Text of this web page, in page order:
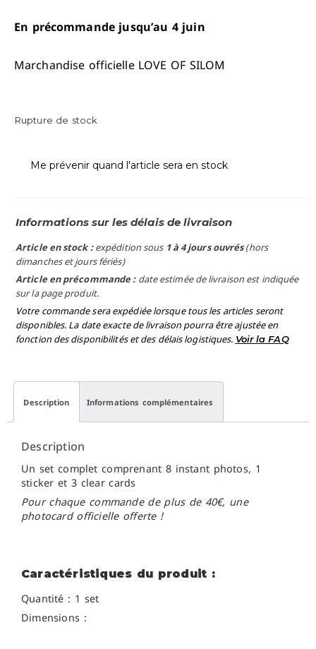
En précommande jusqu’au 4 juin
Marchandise officielle LOVE OF SILOM
Rupture de stock
Me prévenir quand l'article sera en stock
Informations sur les délais de livraison
Article en stock :expédition sous 1 à 4 jours ouvrés(hors
dimanches et jours fériés)
Article en précommande : date estimée de livraison est indiquée
sur la page produit.
Votre commande sera expédiée lorsque tous les articles seront
disponibles. La date exacte de livraison pourra être ajustée en
fonction des disponibilités et des délais logistiques. Voir la FAQ
Description Informations complémentaires
Description
Un set complet comprenant 8 instant photos, 1
sticker et 3 clear cards
Pour chaque commande de plus de 40€, une
photocard officielle offerte !
Caractéristiques du produit :
Quantité : 1 set
Dimensions :